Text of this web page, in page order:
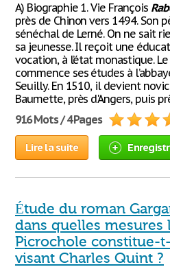
A) Biographie 1. Vie François
près de Chinon vers 1494. Son
sénéchal de Lerné. On ne sait
sa jeunesse. Il reçoit une
vocation, à l’état monastique.
commence ses études à
Seuilly. En 1510, il devient
Baumette, près d'Angers, puis
916 Mots / 4 Pages
Lire la suite
Étude du roman
dans quelles
Picrochole constitue-
visant Charles Quint ?